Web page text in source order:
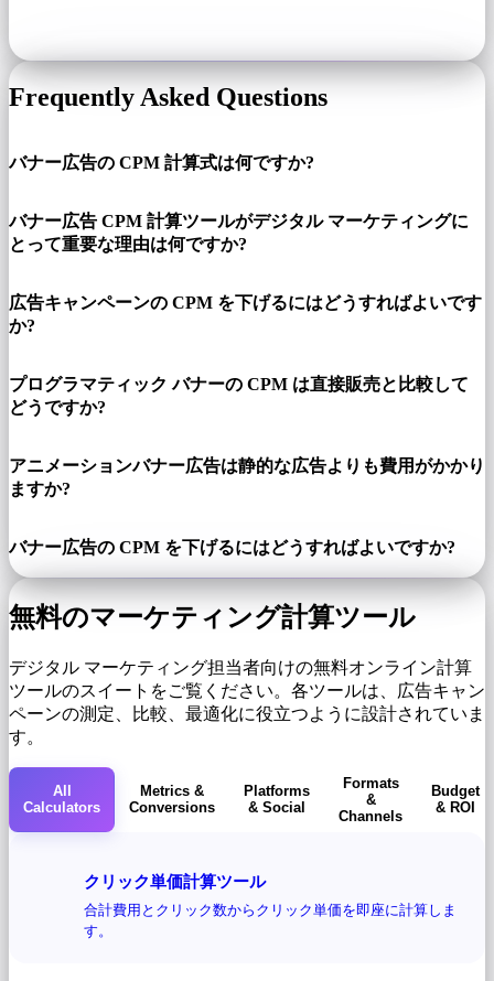
Frequently Asked Questions
バナー広告の CPM 計算式は何ですか?
バナー広告 CPM 計算ツールがデジタル マーケティングに
とって重要な理由は何ですか?
広告キャンペーンの CPM を下げるにはどうすればよいです
か?
プログラマティック バナーの CPM は直接販売と比較して
どうですか?
アニメーションバナー広告は静的な広告よりも費用がかかり
ますか?
バナー広告の CPM を下げるにはどうすればよいですか?
無料のマーケティング計算ツール
デジタル マーケティング担当者向けの無料オンライン計算
ツールのスイートをご覧ください。各ツールは、広告キャン
ペーンの測定、比較、最適化に役立つように設計されていま
す。
All
Calculators
Metrics &
Conversions
Platforms
& Social
Formats
&
Channels
Budget
& ROI
クリック単価計算ツール
合計費用とクリック数からクリック単価を即座に計算しま
す。